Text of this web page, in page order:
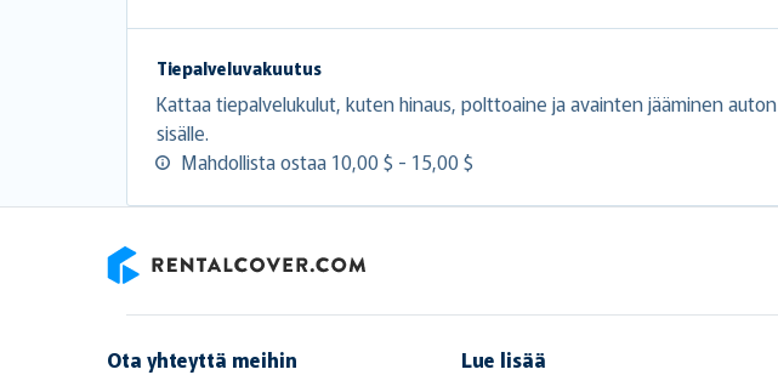
Tiepalveluvakuutus
Kattaa tiepalvelukulut, kuten hinaus, polttoaine ja avainten jääminen auton
sisälle.
Mahdollista ostaa 10,00 $ - 15,00 $
Ota yhteyttä meihin
Lue lisää